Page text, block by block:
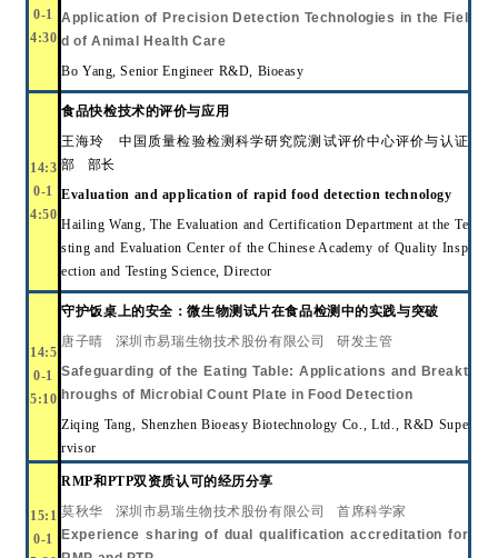
0-1
4:30
Application of Precision Detection Technologies in the Fiel
d of Animal Health Care
Bo Yang, Senior Engineer R&D, Bioeasy
14:3
0-1
4:50
食品快检技术的评价与应用
王海玲 中国质量检验检测科学研究院测试评价中心评价与认证
部 部长
Evaluation and application of rapid food detection technology
Hailing Wang, The Evaluation and Certification Department at the Te
sting and Evaluation Center of the Chinese Academy of Quality Insp
ection and Testing Science, Director
14:5
0-1
5:10
守护饭桌上的安全：微生物测试片在食品检测中的实践与突破
唐子晴 深圳市易瑞生物技术股份有限公司研发主管
Safeguarding of the Eating Table: Applications and Breakt
hroughs of Microbial Count Plate in Food Detection
Ziqing Tang, Shenzhen Bioeasy Biotechnology Co., Ltd., R&D Supe
rvisor
15:1
0-1
RMP和PTP双资质认可的经历分享
莫秋华 深圳市易瑞生物技术股份有限公司
首席科学家
Experience sharing of dual qualification accreditation for